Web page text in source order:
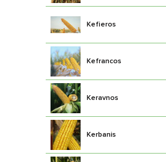
Kefieros
Kefrancos
Keravnos
Kerbanis